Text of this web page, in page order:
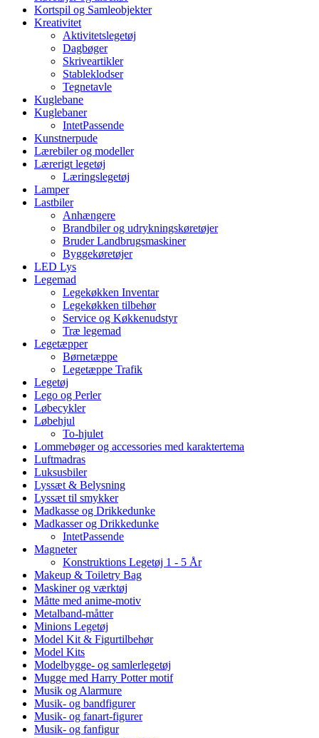
Kortspil og Samleobjekter
Kreativitet
Aktivitetslegetøj
Dagbøger
Skriveartikler
Stableklodser
Tegnetavle
Kuglebane
Kuglebaner
IntetPassende
Kunstnerpude
Lærebiler og modeller
Lærerigt legetøj
Læringslegetøj
Lamper
Lastbiler
Anhængere
Brandbiler og udrykningskøretøjer
Bruder Landbrugsmaskiner
Byggekøretøjer
LED Lys
Legemad
Legekøkken Inventar
Legekøkken tilbehør
Service og Køkkenudstyr
Træ legemad
Legetæpper
Børnetæppe
Legetæppe Trafik
Legetøj
Lego og Perler
Løbecykler
Løbehjul
To-hjulet
Lommebøger og accessories med karaktertema
Luftmadras
Luksusbiler
Lyssæt & Belysning
Lyssæt til smykker
Madkasse og Drikkedunke
Madkasser og Drikkedunke
IntetPassende
Magneter
Konstruktions Legetøj 1 - 5 År
Makeup & Toiletry Bag
Maskiner og værktøj
Måtte med anime-motiv
Metalband-måtter
Minions Legetøj
Model Kit & Figurtilbehør
Model Kits
Modelbygge- og samlerlegetøj
Mugge med Harry Potter motif
Musik og Alarmure
Musik- og bandfigurer
Musik- og fanart-figurer
Musik- og fanfigur